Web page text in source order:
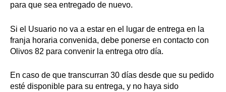
para que sea entregado de nuevo.
Si el Usuario no va a estar en el lugar de entrega en la
franja horaria convenida, debe ponerse en contacto con
Olivos 82 para convenir la entrega otro día.
En caso de que transcurran 30 días desde que su pedido
esté disponible para su entrega, y no haya sido